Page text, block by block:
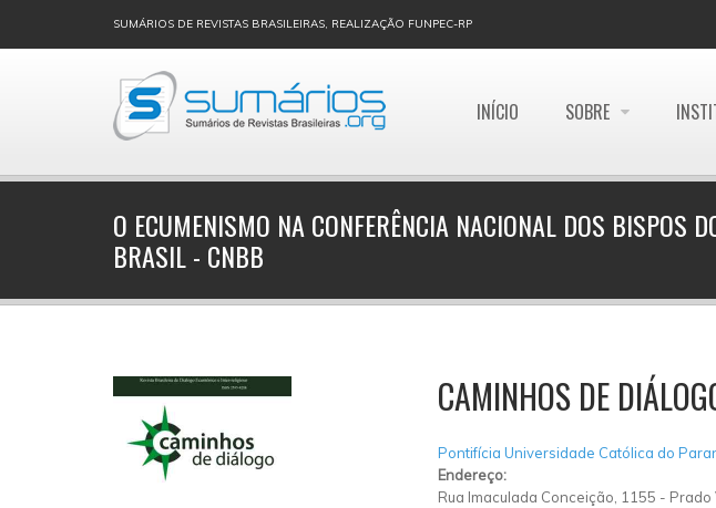
SUMÁRIOS DE REVISTAS BRASILEIRAS, REALIZAÇÃO FUNPEC-RP
INÍCIO SOBRE
O ECUMENISMO NA CONFERÊNCIA NACIONAL DOS BISPOS
BRASIL - CNBB
CAMINHOS DE
Pontifícia Universidade Católica do
Endereço:
Rua Imaculada Conceição, 1155 - Prado